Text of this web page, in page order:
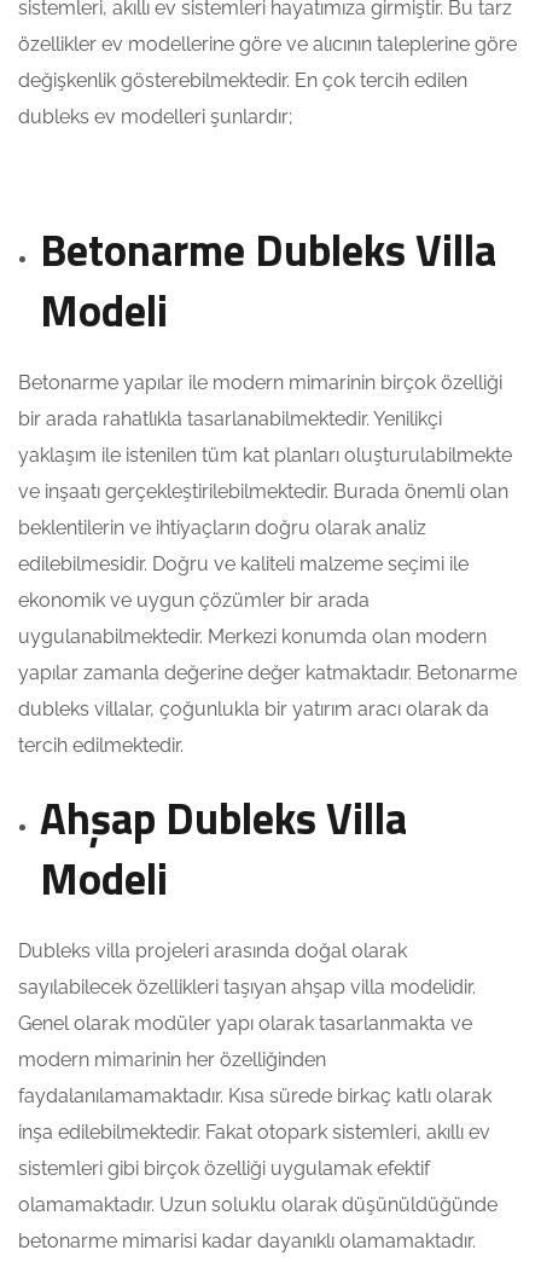
sistemleri, akıllı ev sistemleri hayatımıza girmiştir. Bu tarz
özellikler ev modellerine göre ve alıcının taleplerine göre
değişkenlik gösterebilmektedir. En çok tercih edilen
dubleks ev modelleri şunlardır;
Betonarme Dubleks Villa
Modeli
Betonarme yapılar ile modern mimarinin birçok özelliği
bir arada rahatlıkla tasarlanabilmektedir. Yenilikçi
yaklaşım ile istenilen tüm kat planları oluşturulabilmekte
ve inşaatı gerçekleştirilebilmektedir. Burada önemli olan
beklentilerin ve ihtiyaçların doğru olarak analiz
edilebilmesidir. Doğru ve kaliteli malzeme seçimi ile
ekonomik ve uygun çözümler bir arada
uygulanabilmektedir. Merkezi konumda olan modern
yapılar zamanla değerine değer katmaktadır. Betonarme
dubleks villalar, çoğunlukla bir yatırım aracı olarak da
tercih edilmektedir.
Ahşap Dubleks Villa
Modeli
Dubleks villa projeleri arasında doğal olarak
sayılabilecek özellikleri taşıyan ahşap villa modelidir.
Genel olarak modüler yapı olarak tasarlanmakta ve
modern mimarinin her özelliğinden
faydalanılamamaktadır. Kısa sürede birkaç katlı olarak
inşa edilebilmektedir. Fakat otopark sistemleri, akıllı ev
sistemleri gibi birçok özelliği uygulamak efektif
olamamaktadır. Uzun soluklu olarak düşünüldüğünde
betonarme mimarisi kadar dayanıklı olamamaktadır.